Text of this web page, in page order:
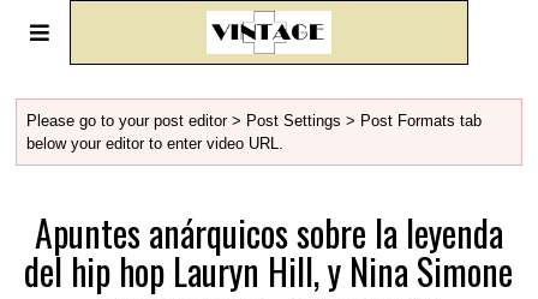
Please go to your post editor > Post Settings > Post Formats tab
below your editor to enter video URL.
Apuntes anárquicos sobre la leyenda
del hip hop Lauryn Hill, y Nina Simone